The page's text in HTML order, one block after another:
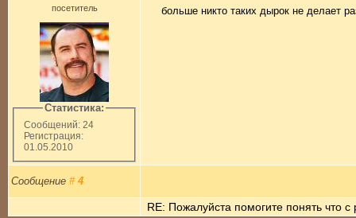
посетитель
Статистика:
Сообщений: 24
Регистрация:
01.05.2010
больше никто таких дырок не делает
Сообщение # 4
RE: Пожалуйста помогите понять что